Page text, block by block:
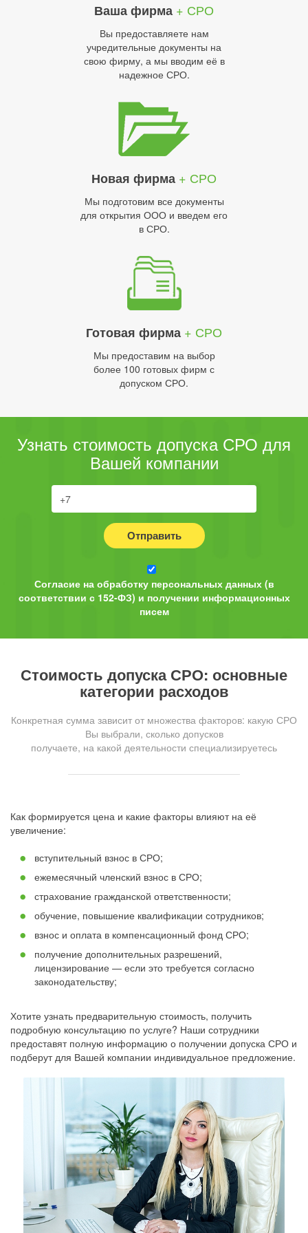
Ваша фирма + СРО
Вы предоставляете нам
учредительные документы на
свою фирму, а мы вводим её в
надежное СРО.
Новая фирма + СРО
Мы подготовим все документы
для открытия ООО и введем его
в СРО.
Готовая фирма + СРО
Мы предоставим на выбор
более 100 готовых фирм с
допуском СРО.
Узнать стоимость допуска СРО для
Вашей компании
Отправить
Согласие на обработку персональных данных (в
соответствии с 152-ФЗ) и получении информационных
писем
Стоимость допуска СРО: основные
категории расходов
Конкретная сумма зависит от множества факторов: какую СРО
Вы выбрали, сколько допусков
получаете, на какой деятельности специализируетесь
Как формируется цена и какие факторы влияют на её
увеличение:
вступительный взнос в СРО;
ежемесячный членский взнос в СРО;
страхование гражданской ответственности;
обучение, повышение квалификации сотрудников;
взнос и оплата в компенсационный фонд СРО;
получение дополнительных разрешений,
лицензирование — если это требуется согласно
законодательству;
Хотите узнать предварительную стоимость, получить
подробную консультацию по услуге? Наши сотрудники
предоставят полную информацию о получении допуска СРО и
подберут для Вашей компании индивидуальное предложение.